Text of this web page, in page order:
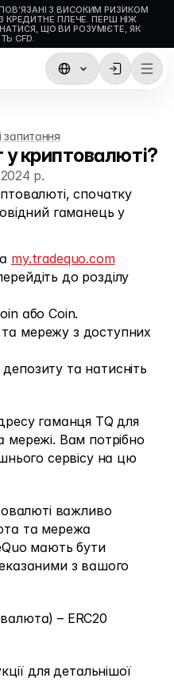
З ВИСОКИМ РИЗИКОМ
КРЕДИТНЕ ПЛЕЧЕ. ПЕРШ НІЖ
ЩО ВИ РОЗУМІЄТЕ, ЯК
CFD.
запитання
криптовалюті?
р.
спочатку
гаманець у
my.tradequo.com
до розділу
або Coin.
мережу з доступних
та натисніть
гаманця TQ для
мережі. Вам потрібно
сервісу на цю
важливо
та мережа
мають бути
з вашого
– ERC20
для детальнішої